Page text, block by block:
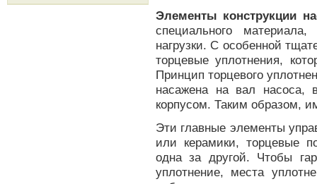
Элементы конструкции
специального
нагрузки. С особенной
торцевые уплотнения,
Принцип торцевого
насажена на вал насоса,
корпусом. Таким образом,
Эти главные элементы
или керамики, торцевые
одна за другой. Чтобы
уплотнение, места